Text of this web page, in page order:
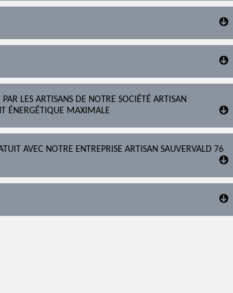
LES ARTISANS DE NOTRE SOCIÉTÉ ARTISAN
ÉNERGÉTIQUE MAXIMALE
AVEC NOTRE ENTREPRISE ARTISAN SAUVERVALD 76